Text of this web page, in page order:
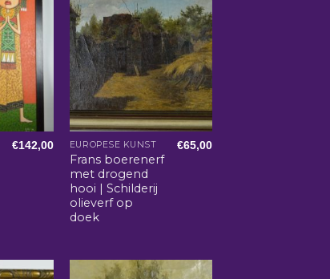
€142,00 EUROPESE KUNST
Frans boerenerf
met drogend
hooi | Schilderij
olieverf op
doek
€65,00